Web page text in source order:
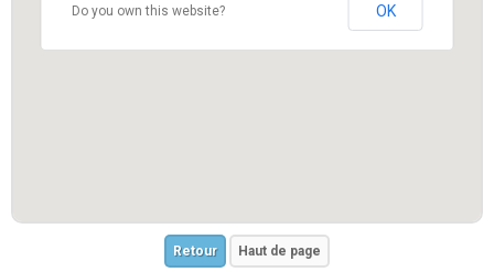
Do you own this website? OK
Retour Haut de page